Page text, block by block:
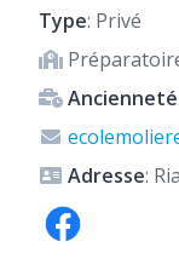
Type: Privé
Adresse: